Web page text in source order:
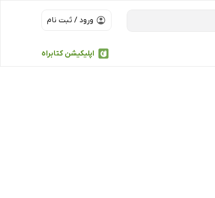
ورود / ثبت نام
اپلیکیشن کتابراه